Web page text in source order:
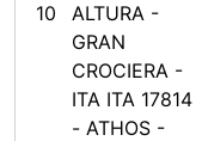
10
ALTURA -
GRAN
CROCIERA -
ITA ITA 17814
- ATHOS -